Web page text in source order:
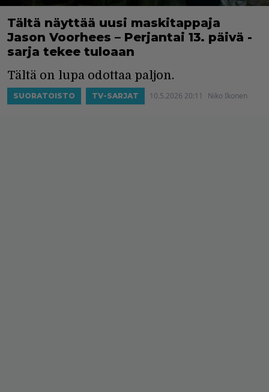
Tältä näyttää uusi maskitappaja
Jason Voorhees – Perjantai 13. päivä -
sarja tekee tuloaan
Tältä on lupa odottaa paljon.
SUORATOISTO TV-SARJAT 10.5.2026 20:11 Niko Ikonen